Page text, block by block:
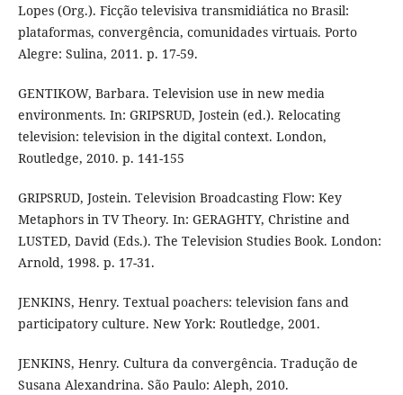
Lopes (Org.). Ficção televisiva transmidiática no Brasil:
plataformas, convergência, comunidades virtuais. Porto
Alegre: Sulina, 2011. p. 17-59.
GENTIKOW, Barbara. Television use in new media
environments. In: GRIPSRUD, Jostein (ed.). Relocating
television: television in the digital context. London,
Routledge, 2010. p. 141-155
GRIPSRUD, Jostein. Television Broadcasting Flow: Key
Metaphors in TV Theory. In: GERAGHTY, Christine and
LUSTED, David (Eds.). The Television Studies Book. London:
Arnold, 1998. p. 17-31.
JENKINS, Henry. Textual poachers: television fans and
participatory culture. New York: Routledge, 2001.
JENKINS, Henry. Cultura da convergência. Tradução de
Susana Alexandrina. São Paulo: Aleph, 2010.